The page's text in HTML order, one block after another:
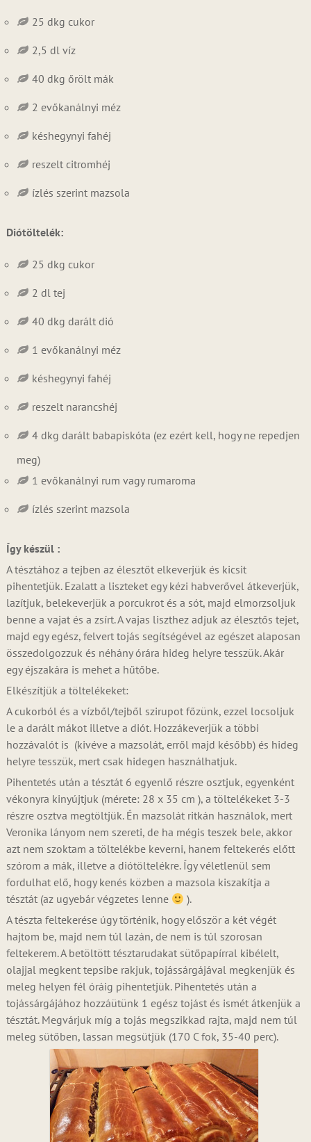
25 dkg cukor
2,5 dl víz
40 dkg őrölt mák
2 evőkanálnyi méz
késhegynyi fahéj
reszelt citromhéj
ízlés szerint mazsola
Diótöltelék:
25 dkg cukor
2 dl tej
40 dkg darált dió
1 evőkanálnyi méz
késhegynyi fahéj
reszelt narancshéj
4 dkg darált babapiskóta (ez ezért kell, hogy ne repedjen
meg)
1 evőkanálnyi rum vagy rumaroma
ízlés szerint mazsola
Így készül :
A tésztához a tejben az élesztőt elkeverjük és kicsit
pihentetjük. Ezalatt a liszteket egy kézi habverővel átkeverjük,
lazítjuk, belekeverjük a porcukrot és a sót, majd elmorzsoljuk
benne a vajat és a zsírt. A vajas liszthez adjuk az élesztős tejet,
majd egy egész, felvert tojás segítségével az egészet alaposan
összedolgozzuk és néhány órára hideg helyre tesszük. Akár
egy éjszakára is mehet a hűtőbe.
Elkészítjük a töltelékeket:
A cukorból és a vízből/tejből szirupot főzünk, ezzel locsoljuk
le a darált mákot illetve a diót. Hozzákeverjük a többi
hozzávalót is (kivéve a mazsolát, erről majd később) és hideg
helyre tesszük, mert csak hidegen használhatjuk.
Pihentetés után a tésztát 6 egyenlő részre osztjuk, egyenként
vékonyra kinyújtjuk (mérete: 28 x 35 cm ), a töltelékeket 3-3
részre osztva megtöltjük. Én mazsolát ritkán használok, mert
Veronika lányom nem szereti, de ha mégis teszek bele, akkor
azt nem szoktam a töltelékbe keverni, hanem feltekerés előtt
szórom a mák, illetve a diótöltelékre. Így véletlenül sem
fordulhat elő, hogy kenés közben a mazsola kiszakítja a
tésztát (az ugyebár végzetes lenne
).
A tészta feltekerése úgy történik, hogy először a két végét
hajtom be, majd nem túl lazán, de nem is túl szorosan
feltekerem. A betöltött tésztarudakat sütőpapírral kibélelt,
olajjal megkent tepsibe rakjuk, tojássárgájával megkenjük és
meleg helyen fél óráig pihentetjük. Pihentetés után a
tojássárgájához hozzáütünk 1 egész tojást és ismét átkenjük a
tésztát. Megvárjuk míg a tojás megszikkad rajta, majd nem túl
meleg sütőben, lassan megsütjük (170 C fok, 35-40 perc).